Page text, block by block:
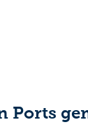
Ports